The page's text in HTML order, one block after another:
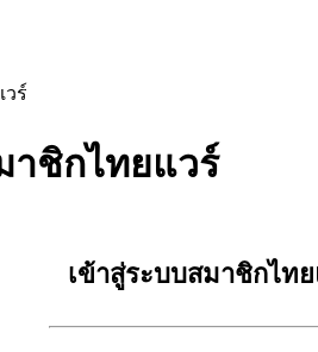
าชิกไทยแวร์
เข้าสู่ระบบสมาชิกไท